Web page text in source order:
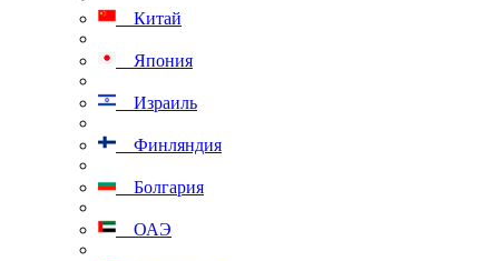
Китай
Япония
Израиль
Финляндия
Болгария
ОАЭ